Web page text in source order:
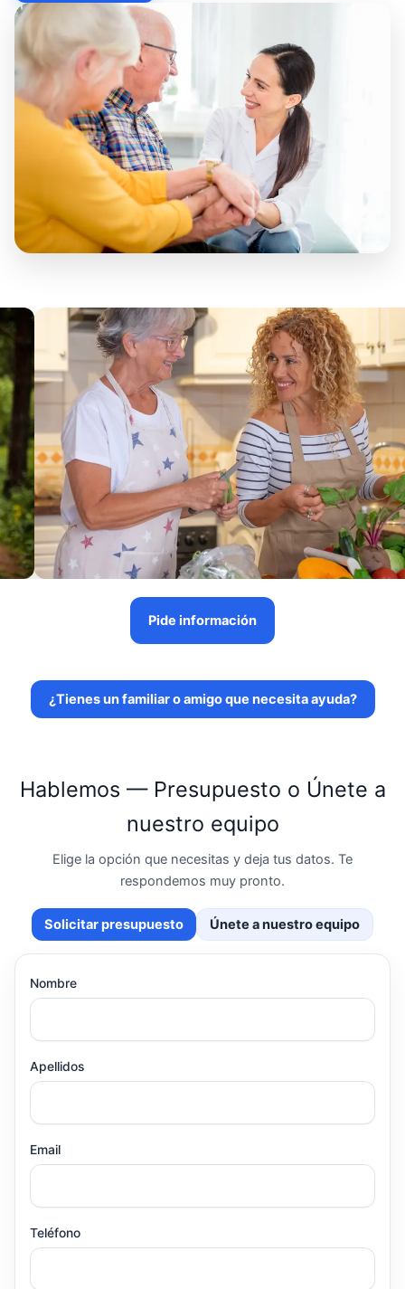
Pide información
¿Tienes un familiar o amigo que necesita ayuda?
Hablemos — Presupuesto o Únete a
nuestro equipo
Elige la opción que necesitas y deja tus datos. Te
respondemos muy pronto.
Solicitar presupuesto Únete a nuestro equipo
Nombre
Apellidos
Email
Teléfono